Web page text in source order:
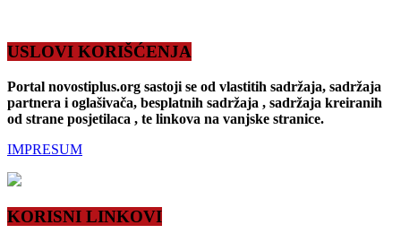
USLOVI KORIŠĆENJA
Portal novostiplus.org sastoji se od vlastitih sadržaja, sadržaja
partnera i oglašivača, besplatnih sadržaja , sadržaja kreiranih
od strane posjetilaca , te linkova na vanjske stranice.
IMPRESUM
KORISNI LINKOVI